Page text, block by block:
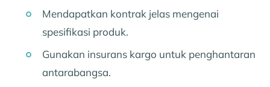
Mendapatkan kontrak jelas mengenai
spesifikasi produk.
Gunakan insurans kargo untuk penghantaran
antarabangsa.